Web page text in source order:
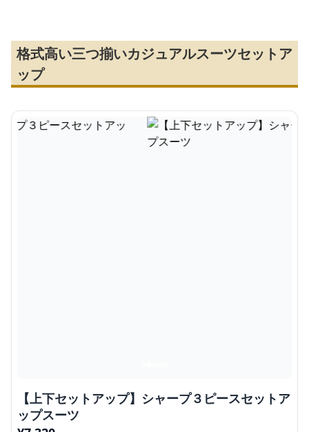
格式高い三つ揃いカジュアルスーツセットア
ップ
【上下セットアップ】シャープ３ピースセットア
ップスーツ